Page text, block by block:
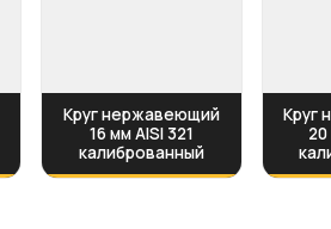
Круг нержавеющий
16 мм AISI 321
калиброванный
Круг
20